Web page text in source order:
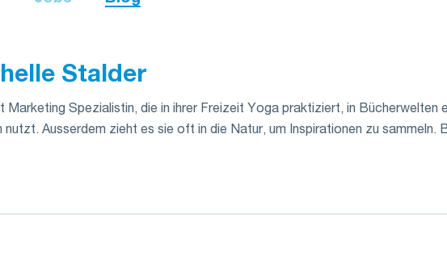
Stalder
Marketing Spezialistin, die in ihrer Freizeit Yoga praktiziert, in
nutzt. Ausserdem zieht es sie oft in die Natur, um Inspirationen zu